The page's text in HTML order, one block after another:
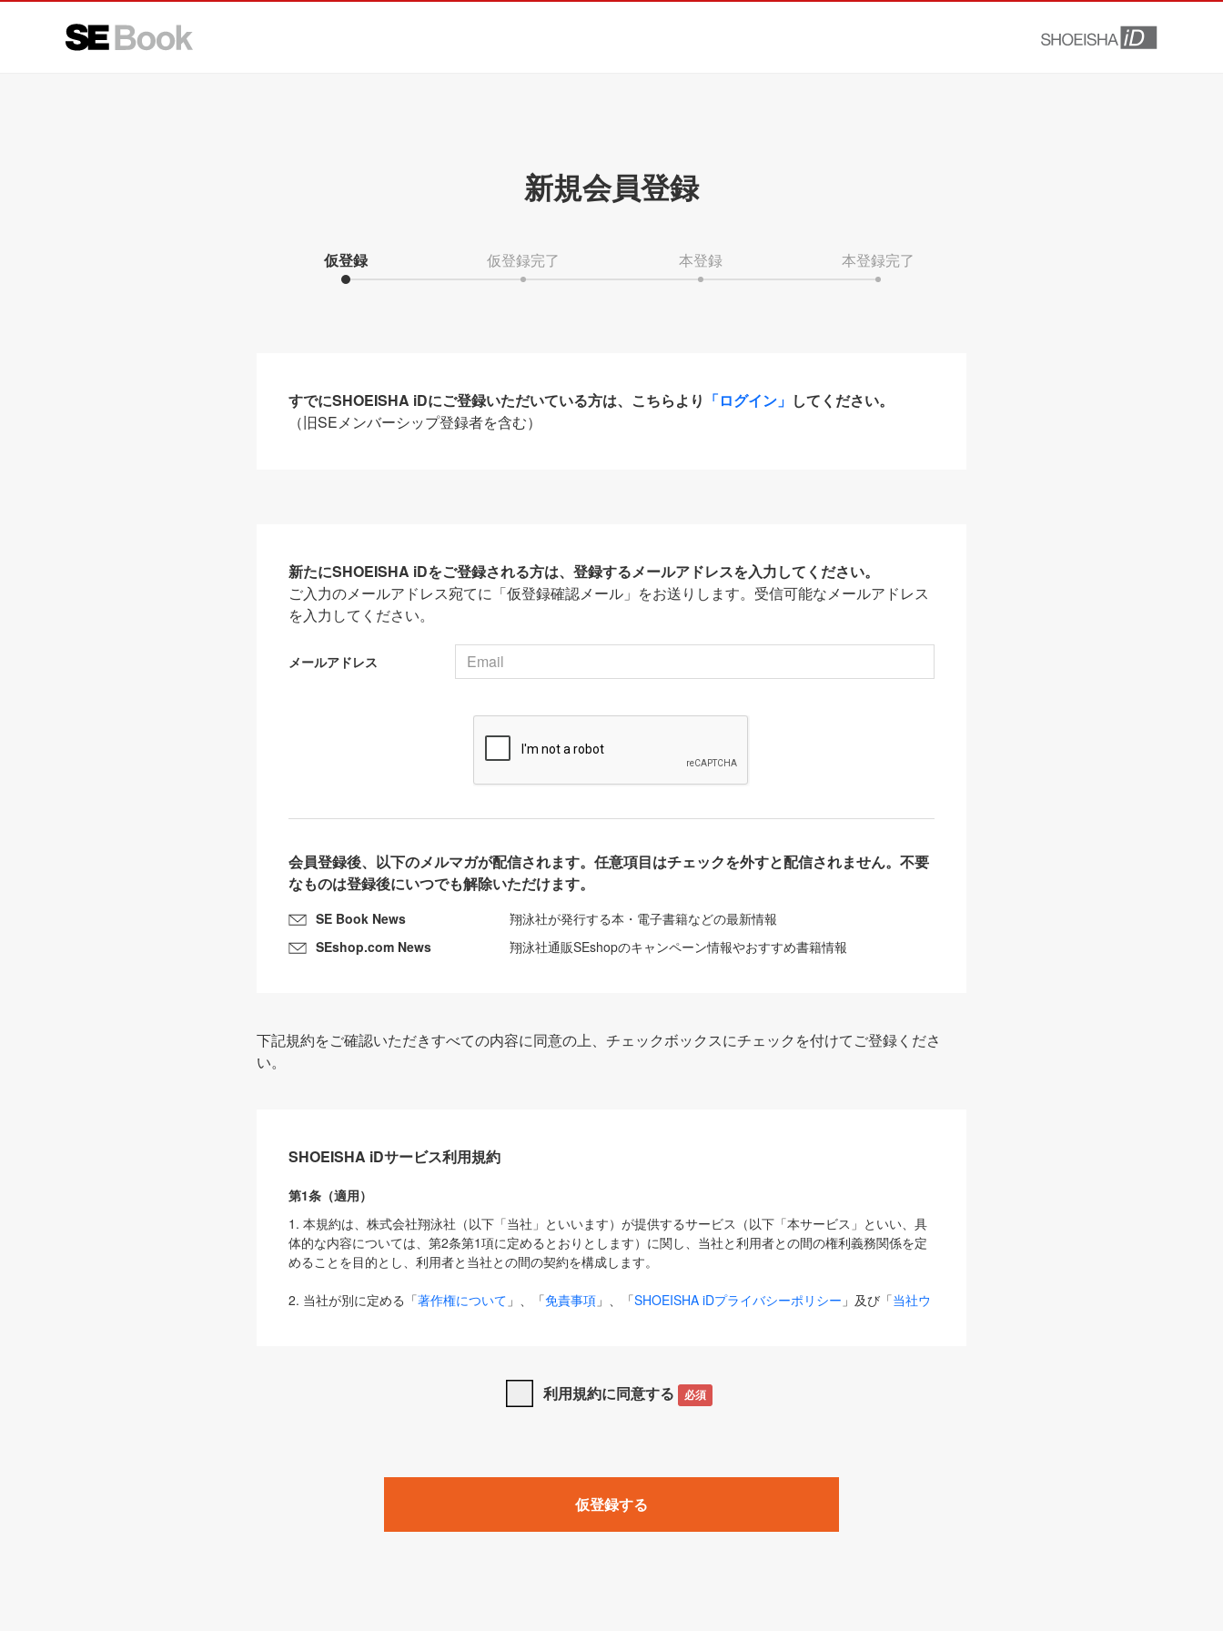
新規会員登録
仮登録 仮登録完了 本登録 本登録完了
すでにSHOEISHA iDにご登録いただいている方は、こちらより 「ログイン」 してください。
（旧SEメンバーシップ登録者を含む）
新たにSHOEISHA iDをご登録される方は、登録するメールアドレスを入力してください。
ご入力のメールアドレス宛てに「仮登録確認メール」をお送りします。受信可能なメールアドレス
を入力してください。
メールアドレス
会員登録後、以下のメルマガが配信されます。任意項目はチェックを外すと配信されません。不要
なものは登録後にいつでも解除いただけます。
SE Book News
翔泳社が発行する本・電子書籍などの最新情報
SEshop.com News
翔泳社通販SEshopのキャンペーン情報やおすすめ書籍情報
下記規約をご確認いただきすべての内容に同意の上、チェックボックスにチェックを付けてご登録くださ
い。
SHOEISHA iDサービス利用規約
第1条（適用）
1. 本規約は、株式会社翔泳社（以下「当社」といいます）が提供するサービス（以下「本サービス」といい、具
体的な内容については、第2条第1項に定めるとおりとします）に関し、当社と利用者との間の権利義務関係を定
めることを目的とし、利用者と当社との間の契約を構成します。
2. 当社が別に定める「著作権について 」、「免責事項 」、「SHOEISHA iDプライバシーポリシー 」及び「当社ウ
は、本規約の規定が優先して適用されるものとします。
1. 「本サービス」とは、当社が提供する以下のサービス（名称や内容が変更された場合、変更後のサービスを含
みます）及びこれらサービスに関連して当社が実施するイベントやキャンペーンをいいます。
「SEBook」「SEShop」「CodeZine」「MarkeZine」「EnterpriseZine」「ECzine」「Biz/Zine」「HRzine」
利用規約に同意する 必須
仮登録する